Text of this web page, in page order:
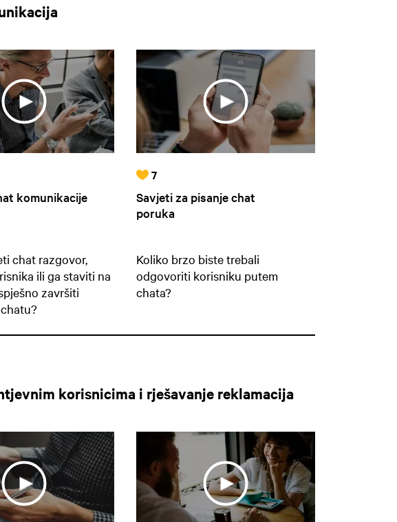
komunikacije
chat razgovor,
ili ga staviti na
završiti
7
Savjeti za pisanje chat
poruka
Koliko brzo biste trebali
odgovoriti korisniku putem
chata?
korisnicima i rješavanje reklamacija